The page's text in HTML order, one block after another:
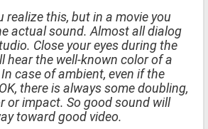
realize this, but in a movie you
actual sound. Almost all dialog
Close your eyes during the
hear the well-known color of a
case of ambient, even if the
there is always some doubling,
or impact. So good sound will
toward good video.